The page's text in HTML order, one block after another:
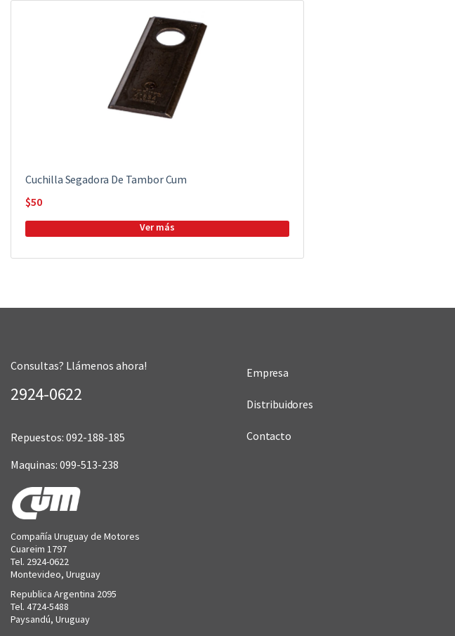
Cuchilla Segadora De Tambor Cum
$50
Consultas? Llámenos ahora!
2924-0622
Repuestos: 092-188-185
Maquinas: 099-513-238
Compañía Uruguay de Motores
Cuareim 1797
Tel. 2924-0622
Montevideo, Uruguay
Republica Argentina 2095
Tel. 4724-5488
Paysandú, Uruguay
Empresa
Distribuidores
Contacto